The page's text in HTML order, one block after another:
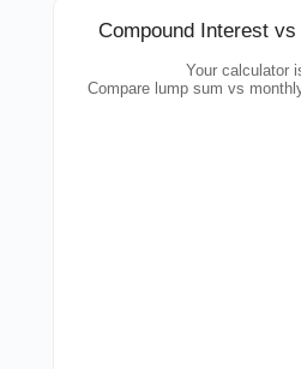
Compound Interest
Your calculator
Compare lump sum vs